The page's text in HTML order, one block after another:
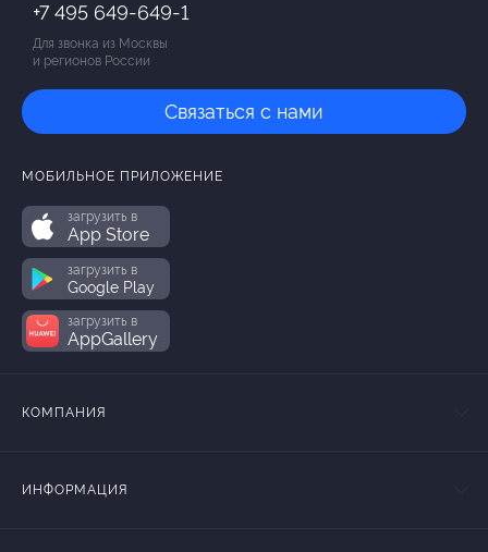
+7 495 649-649-1
Для звонка из Москвы
и регионов России
Связаться с нами
МОБИЛЬНОЕ ПРИЛОЖЕНИЕ
загрузить в
App Store
загрузить в
Google Play
загрузить в
AppGallery
КОМПАНИЯ
ИНФОРМАЦИЯ